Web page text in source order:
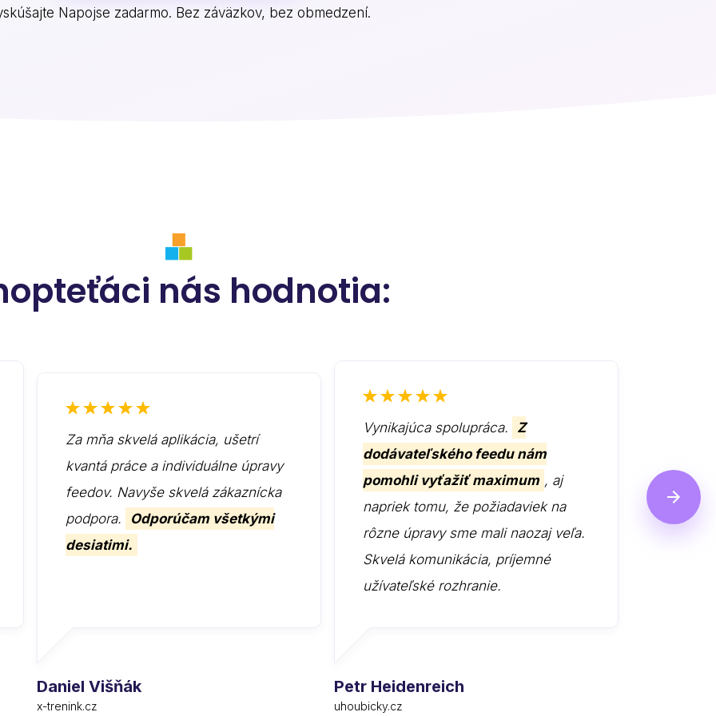
Napojse zadarmo. Bez záväzkov, bez obmedzení.
nás hodnotia:
Za mňa skvelá aplikácia, ušetrí
kvantá práce a individuálne úpravy
feedov. Navyše skvelá zákaznícka
podpora.
Odporúčam všetkými
desiatimi.
Daniel Višňák
x-trenink.cz
Vynikajúca spolupráca.
Z
dodávateľského feedu nám
pomohli vyťažiť maximum , aj
napriek tomu, že požiadaviek na
rôzne úpravy sme mali naozaj veľa.
Skvelá komunikácia, príjemné
užívateľské rozhranie.
Petr Heidenreich
uhoubicky.cz